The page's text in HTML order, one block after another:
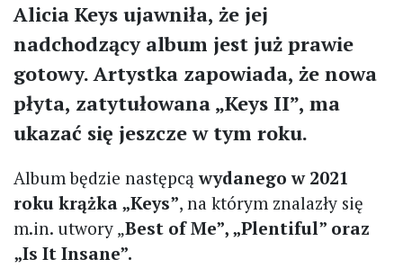
Alicia Keys ujawniła, że jej
nadchodzący album jest już prawie
gotowy. Artystka zapowiada, że nowa
płyta, zatytułowana „Keys II”, ma
ukazać się jeszcze w tym roku.
Album będzie następcąwydanego w 2021
roku krążka „Keys”, na którym znalazły się
m.in. utwory „Best of Me”, „Plentiful” oraz
„Is It Insane”.